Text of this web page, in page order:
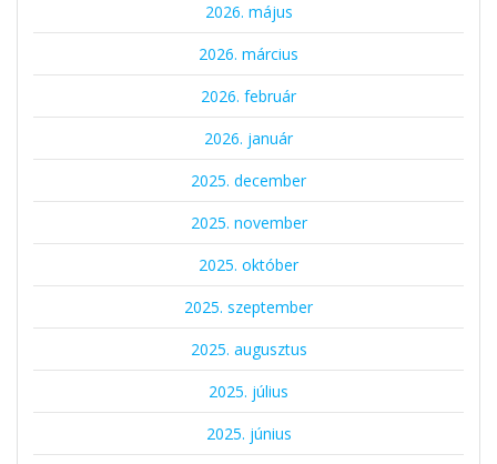
2026. május
2026. március
2026. február
2026. január
2025. december
2025. november
2025. október
2025. szeptember
2025. augusztus
2025. július
2025. június